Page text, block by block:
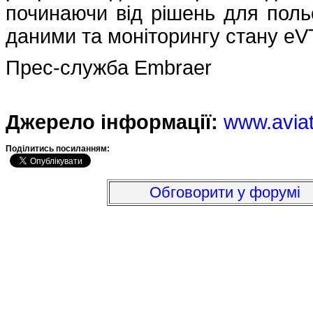
починаючи від рішень для
даними та моніторингу стану
Прес-служба Embraer
Джерело інформації:
Подiлитись посиланням:
Обговорити у форумі